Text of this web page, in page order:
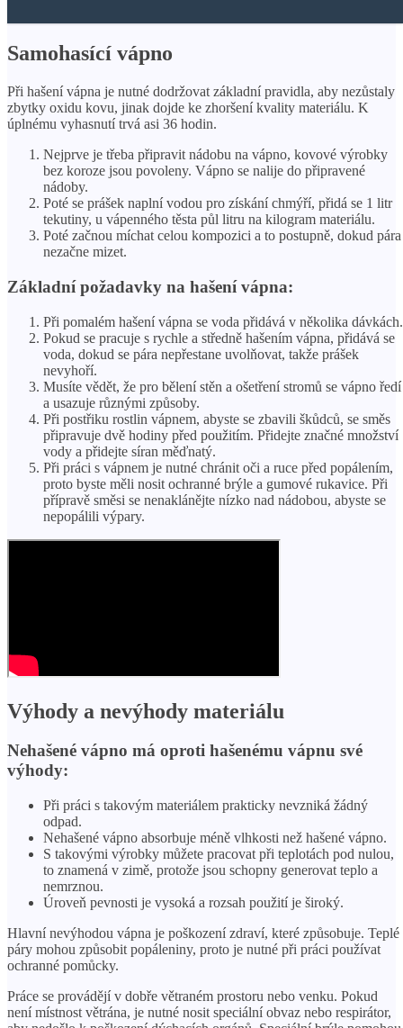
Samohasící vápno
Při hašení vápna je nutné dodržovat základní pravidla, aby nezůstaly
zbytky oxidu kovu, jinak dojde ke zhoršení kvality materiálu. K
úplnému vyhasnutí trvá asi 36 hodin.
Nejprve je třeba připravit nádobu na vápno, kovové výrobky
bez koroze jsou povoleny. Vápno se nalije do připravené
nádoby.
Poté se prášek naplní vodou pro získání chmýří, přidá se 1 litr
tekutiny, u vápenného těsta půl litru na kilogram materiálu.
Poté začnou míchat celou kompozici a to postupně, dokud pára
nezačne mizet.
Základní požadavky na hašení vápna:
Při pomalém hašení vápna se voda přidává v několika dávkách.
Pokud se pracuje s rychle a středně hašením vápna, přidává se
voda, dokud se pára nepřestane uvolňovat, takže prášek
nevyhoří.
Musíte vědět, že pro bělení stěn a ošetření stromů se vápno ředí
a usazuje různými způsoby.
Při postřiku rostlin vápnem, abyste se zbavili škůdců, se směs
připravuje dvě hodiny před použitím. Přidejte značné množství
vody a přidejte síran měďnatý.
Při práci s vápnem je nutné chránit oči a ruce před popálením,
proto byste měli nosit ochranné brýle a gumové rukavice. Při
přípravě směsi se nenaklánějte nízko nad nádobou, abyste se
nepopálili výpary.
Výhody a nevýhody materiálu
Nehašené vápno má oproti hašenému vápnu své
výhody:
Při práci s takovým materiálem prakticky nevzniká žádný
odpad.
Nehašené vápno absorbuje méně vlhkosti než hašené vápno.
S takovými výrobky můžete pracovat při teplotách pod nulou,
to znamená v zimě, protože jsou schopny generovat teplo a
nemrznou.
Úroveň pevnosti je vysoká a rozsah použití je široký.
Hlavní nevýhodou vápna je poškození zdraví, které způsobuje. Teplé
páry mohou způsobit popáleniny, proto je nutné při práci používat
ochranné pomůcky.
Práce se provádějí v dobře větraném prostoru nebo venku. Pokud
není místnost větrána, je nutné nosit speciální obvaz nebo respirátor,